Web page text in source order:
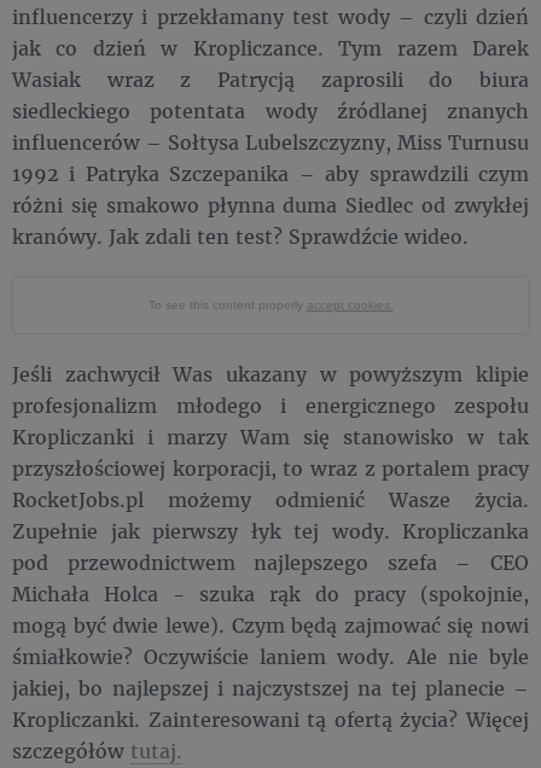
influencerzy i przekłamany test wody – czyli dzień
jak co dzień w Kropliczance. Tym razem Darek
Wasiak wraz z Patrycją zaprosili do biura
siedleckiego potentata wody źródlanej znanych
influencerów – Sołtysa Lubelszczyzny, Miss Turnusu
1992 i Patryka Szczepanika – aby sprawdzili czym
różni się smakowo płynna duma Siedlec od zwykłej
kranówy. Jak zdali ten test? Sprawdźcie wideo.
To see this content properly accept cookies.
Jeśli zachwycił Was ukazany w powyższym klipie
profesjonalizm młodego i energicznego zespołu
Kropliczanki i marzy Wam się stanowisko w tak
przyszłościowej korporacji, to wraz z portalem pracy
RocketJobs.pl możemy odmienić Wasze życia.
Zupełnie jak pierwszy łyk tej wody. Kropliczanka
pod przewodnictwem najlepszego szefa – CEO
Michała Holca - szuka rąk do pracy (spokojnie,
mogą być dwie lewe). Czym będą zajmować się nowi
śmiałkowie? Oczywiście laniem wody. Ale nie byle
jakiej, bo najlepszej i najczystszej na tej planecie –
Kropliczanki. Zainteresowani tą ofertą życia? Więcej
szczegółów tutaj.